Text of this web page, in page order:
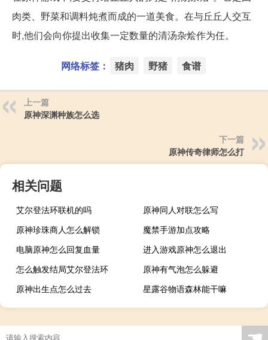
肉类、野菜和调料炖煮而成的一道美食。在与丘丘人交互
时,他们会向你提出收集一定数量的清汤杂烩作为任。
网络标签： 猪肉 野猪 食谱
上一篇
原神深渊种族怎么选
下一篇
原神传奇律师怎么打
相关问题
艾尔登法环联机的吗
原神同人对联怎么写
原神珍珠商人怎么解锁
魔禁手游加点攻略
电脑原神怎么回复血量
进入游戏原神怎么退出
怎么触发结局艾尔登法环
原神有气泡怎么躲避
原神出生点怎么过去
星露谷物语森林能干嘛